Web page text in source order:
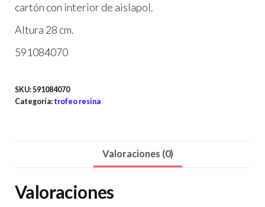
cartón con interior de aislapol.
Altura 28 cm.
591084070
SKU:591084070
Categoría: trofeo resina
Valoraciones (0)
Valoraciones